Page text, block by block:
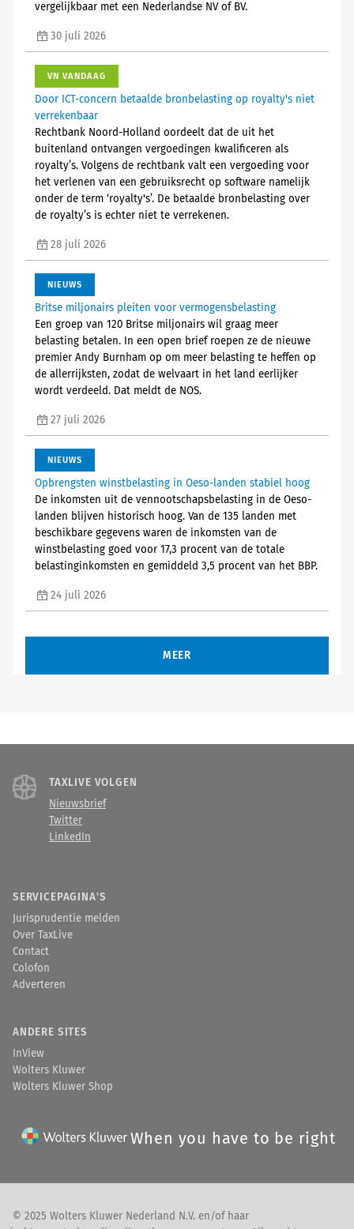
vergelijkbaar met een Nederlandse NV of BV.
30 juli 2026
VN VANDAAG
Door ICT-concern betaalde bronbelasting op royalty's niet
verrekenbaar
Rechtbank Noord-Holland oordeelt dat de uit het
buitenland ontvangen vergoedingen kwalificeren als
royalty’s. Volgens de rechtbank valt een vergoeding voor
het verlenen van een gebruiksrecht op software namelijk
onder de term ‘royalty's’. De betaalde bronbelasting over
de royalty’s is echter niet te verrekenen.
28 juli 2026
NIEUWS
Britse miljonairs pleiten voor vermogensbelasting
Een groep van 120 Britse miljonairs wil graag meer
belasting betalen. In een open brief roepen ze de nieuwe
premier Andy Burnham op om meer belasting te heffen op
de allerrijksten, zodat de welvaart in het land eerlijker
wordt verdeeld. Dat meldt de NOS.
27 juli 2026
NIEUWS
Opbrengsten winstbelasting in Oeso-landen stabiel hoog
De inkomsten uit de vennootschapsbelasting in de Oeso-
landen blijven historisch hoog. Van de 135 landen met
beschikbare gegevens waren de inkomsten van de
winstbelasting goed voor 17,3 procent van de totale
belastinginkomsten en gemiddeld 3,5 procent van het BBP.
24 juli 2026
MEER
TAXLIVE VOLGEN
Nieuwsbrief
Twitter
LinkedIn
SERVICEPAGINA'S
Jurisprudentie melden
Over TaxLive
Contact
Colofon
Adverteren
ANDERE SITES
InView
Wolters Kluwer
Wolters Kluwer Shop
When you have to be right
© 2025 Wolters Kluwer Nederland N.V. en/of haar